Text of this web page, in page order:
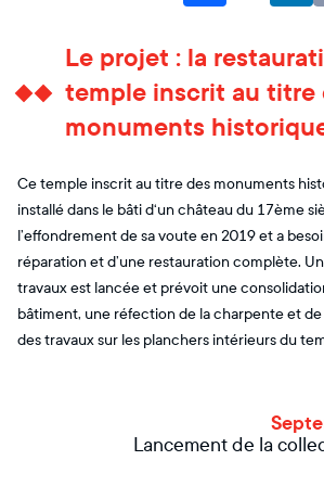
Le projet : la
temple inscrit au titre
monuments
Ce temple inscrit au titre des monuments
installé dans le bâti d‘un château du 17ème
l’effondrement de sa voute en 2019 et a
réparation et d’une restauration complète.
travaux est lancée et prévoit une
bâtiment, une réfection de la charpente et
des travaux sur les planchers intérieurs du
Lancement de la